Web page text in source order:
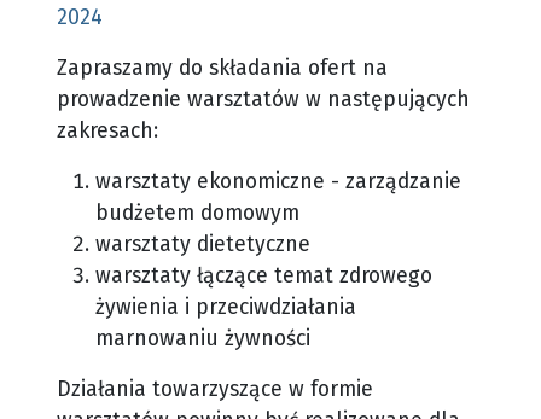
2024
Zapraszamy do składania ofert na
prowadzenie warsztatów w następujących
zakresach:
warsztaty ekonomiczne - zarządzanie
budżetem domowym
warsztaty dietetyczne
warsztaty łączące temat zdrowego
żywienia i przeciwdziałania
marnowaniu żywności
Działania towarzyszące w formie